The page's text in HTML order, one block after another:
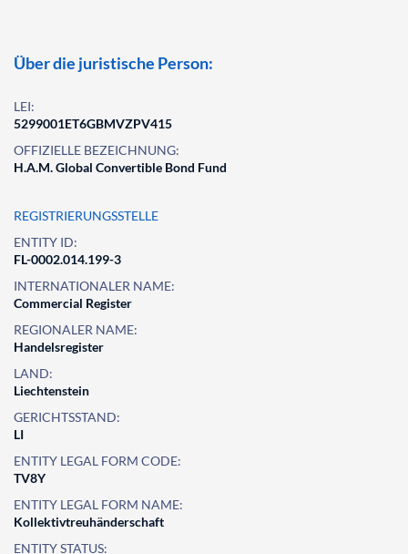
Über die juristische Person:
LEI:
5299001ET6GBMVZPV415
OFFIZIELLE BEZEICHNUNG:
H.A.M. Global Convertible Bond Fund
REGISTRIERUNGSSTELLE
ENTITY ID:
FL-0002.014.199-3
INTERNATIONALER NAME:
Commercial Register
REGIONALER NAME:
Handelsregister
LAND:
Liechtenstein
GERICHTSSTAND:
LI
ENTITY LEGAL FORM CODE:
TV8Y
ENTITY LEGAL FORM NAME:
Kollektivtreuhänderschaft
ENTITY STATUS: